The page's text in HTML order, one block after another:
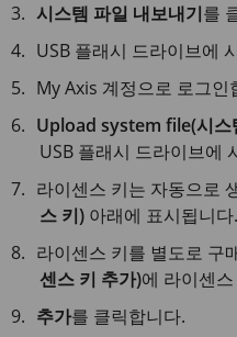
시스템 파일 내보내기를
USB 플래시 드라이브에
My Axis 계정으로 로그인
Upload system file(시스
USB 플래시 드라이브에
라이센스 키는 자동으로
스 키) 아래에 표시됩니다.
라이센스 키를 별도로 구
센스 키 추가)에 라이센
추가를 클릭합니다.